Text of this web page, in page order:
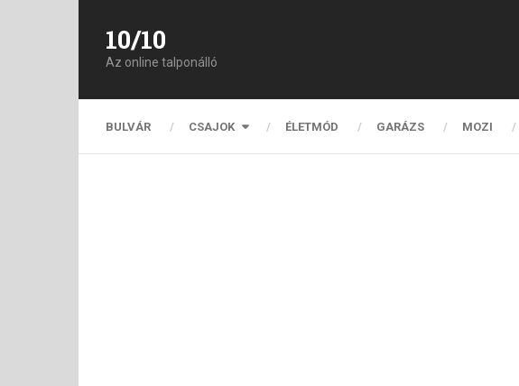
10/10
Az online talponálló
BULVÁR CSAJOK ÉLETMÓD GARÁZS MOZI